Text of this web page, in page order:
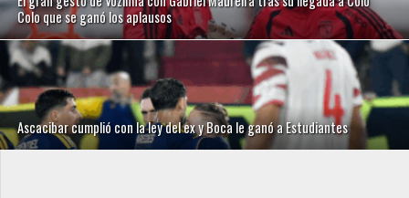
Colo que se ganó los aplausos
Ascacibar cumplió con la ley del ex y Boca le ganó a Estudiantes